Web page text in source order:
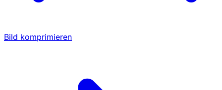
Bild komprimieren